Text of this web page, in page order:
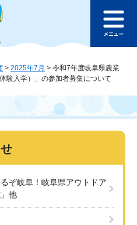
ジの本文へ
ュ
> 2025年7月 > 令和7年度岐阜県農業
験入学）」の参加者募集について
ぞ岐阜！岐阜県アウトドア
他